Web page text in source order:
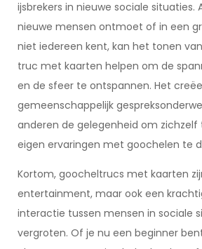
ijsbrekers in nieuwe sociale situaties.
nieuwe mensen ontmoet of in een
niet iedereen kent, kan het tonen
truc met kaarten helpen om de
en de sfeer te ontspannen. Het
gemeenschappelijk
anderen de gelegenheid om
eigen ervaringen met goochelen te
Kortom, goocheltrucs met kaarten
entertainment, maar ook een
interactie tussen mensen in sociale
vergroten. Of je nu een beginner